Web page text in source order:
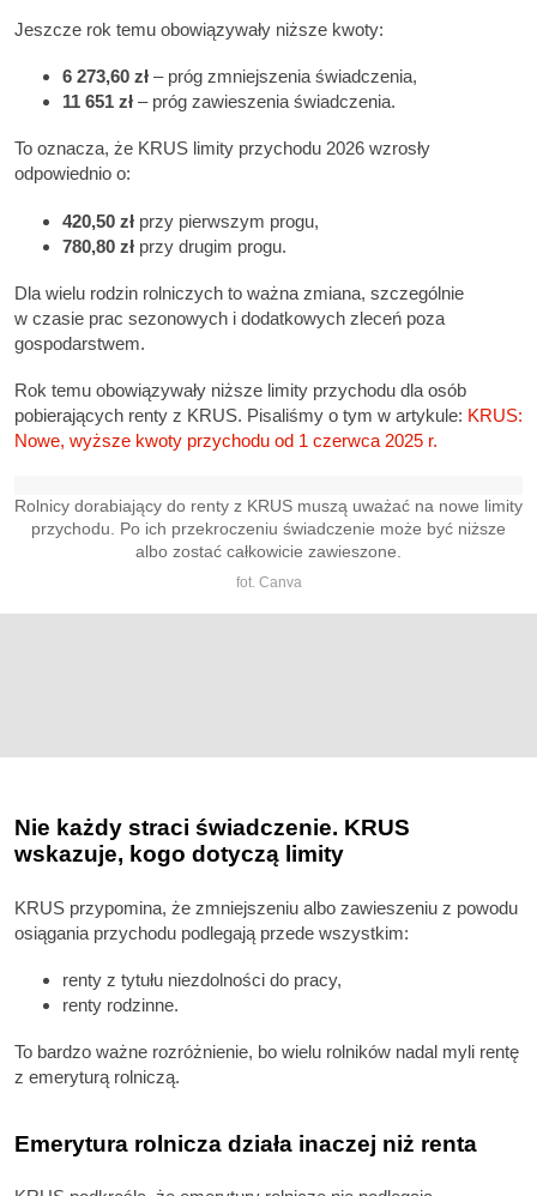
Jeszcze rok temu obowiązywały niższe kwoty:
6 273,60 zł – próg zmniejszenia świadczenia,
11 651 zł – próg zawieszenia świadczenia.
To oznacza, że KRUS limity przychodu 2026 wzrosły
odpowiednio o:
420,50 zł przy pierwszym progu,
780,80 zł przy drugim progu.
Dla wielu rodzin rolniczych to ważna zmiana, szczególnie
w czasie prac sezonowych i dodatkowych zleceń poza
gospodarstwem.
Rok temu obowiązywały niższe limity przychodu dla osób
pobierających renty z KRUS. Pisaliśmy o tym w artykule: KRUS:
Nowe, wyższe kwoty przychodu od 1 czerwca 2025 r.
Rolnicy dorabiający do renty z KRUS muszą uważać na nowe limity
przychodu. Po ich przekroczeniu świadczenie może być niższe
albo zostać całkowicie zawieszone.
fot. Canva
Nie każdy straci świadczenie. KRUS
wskazuje, kogo dotyczą limity
KRUS przypomina, że zmniejszeniu albo zawieszeniu z powodu
osiągania przychodu podlegają przede wszystkim:
renty z tytułu niezdolności do pracy,
renty rodzinne.
To bardzo ważne rozróżnienie, bo wielu rolników nadal myli rentę
z emeryturą rolniczą.
Emerytura rolnicza działa inaczej niż renta